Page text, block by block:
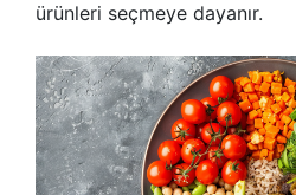
ürünleri seçmeye dayanır.